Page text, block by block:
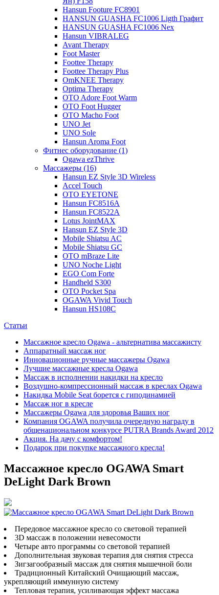
Hansun Footure FC8901
HANSUN GUASHA FC1006 Ligth Графит
HANSUN GUASHA FC1006 Nex
Hansun VIBRALEG
Avant Therapy
Foot Master
Foottee Therapy
Foottee Therapy Plus
OmKNEE Therapy
Optima Therapy
OTO Adore Foot Warm
OTO Foot Hugger
OTO Macho Foot
UNO Jet
UNO Sole
Hansun Aroma Foot
Фитнес оборудование (1)
Ogawa ezThrive
Массажеры (16)
Hansun EZ Style 3D Wireless
Accel Touch
OTO EYETONE
Hansun FC8516A
Hansun FC8522A
Lotus JointMAX
Hansun EZ Style 3D
Mobile Shiatsu AC
Mobile Shiatsu GC
OTO mBraze Lite
UNO Noche Light
EGO Com Forte
Handheld S300
OTO Pocket Spa
OGAWA Vivid Touch
Hansun HS108C
Статьи
Массажное кресло Ogawa - альтернатива массажисту
Аппаратный массаж ног
Инновационные ручные массажеры Ogawa
Лучшие массажные кресла Ogawa
Массаж в исполнении накидки на кресло
Воздушно-компрессионный массаж в креслах Ogawa
Накидка Mobile Seat борется с гиподинамией
Массаж ног в кресле
Массажеры Ogawa для здоровья Ваших ног
Компания OGAWA получила очередную награду в
общенациональном конкурсе PUTRA Brands Award 2012
Акция. На дачу с комфортом!
Подарок при покупке массажного кресла!
Массажное кресло OGAWA Smart
DeLight Dark Brown
Передовое массажное кресло со световой терапией
3D массаж в положении невесомости
Четыре авто программы со световой терапией
Дополнительная звуковая терапия для снятия стресса
Зигзагообразный массаж для снятия мышечной боли
Традиционный Китайский Очищающий массаж,
укрепляющий иммунную систему
Тепловая терапия, усиливающая эффект массажа